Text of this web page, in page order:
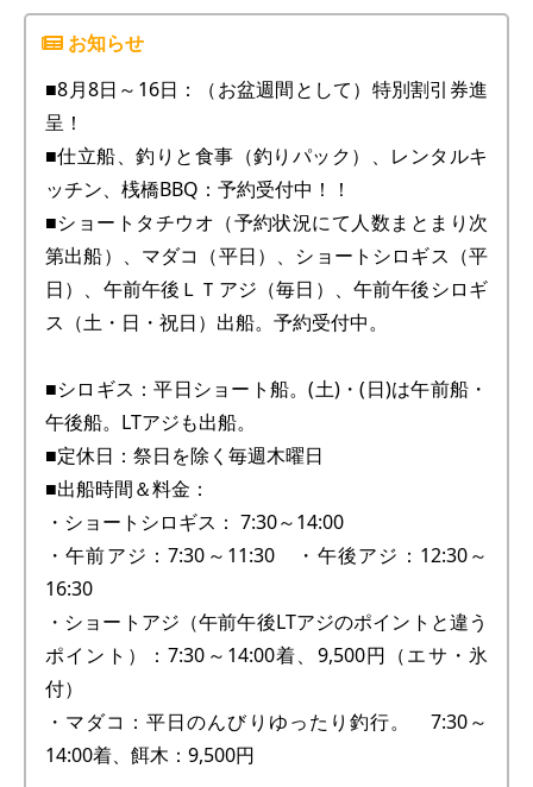
■8月8日～16日：（お盆週間として）特別割引券進
呈！
■仕立船、釣りと食事（釣りパック）、レンタルキ
ッチン、桟橋BBQ：予約受付中！！
■ショートタチウオ（予約状況にて人数まとまり次
第出船）、マダコ（平日）、ショートシロギス（平
日）、午前午後ＬＴアジ（毎日）、午前午後シロギ
ス（土・日・祝日）出船。予約受付中。
■シロギス：平日ショート船。(土)・(日)は午前船・
午後船。LTアジも出船。
■定休日：祭日を除く毎週木曜日
■出船時間＆料金：
・ショートシロギス： 7:30～14:00
・午前アジ：7:30～11:30 ・午後アジ：12:30～
16:30
・ショートアジ（午前午後LTアジのポイントと違う
ポイント）：7:30～14:00着、9,500円（エサ・氷
付）
・マダコ：平日のんびりゆったり釣行。 7:30～
14:00着、餌木：9,500円